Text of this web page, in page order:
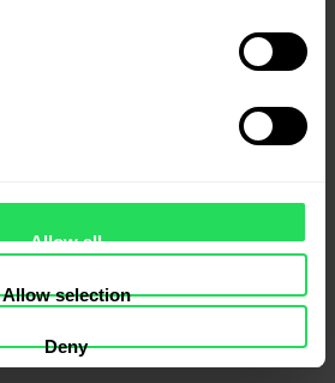
Allow all
Allow selection
Deny